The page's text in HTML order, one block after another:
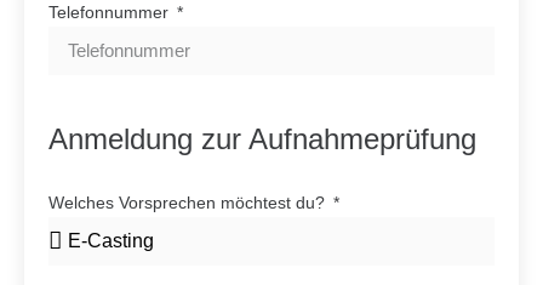
Telefonnummer
Anmeldung zur Aufnahmeprüfung
Welches Vorsprechen möchtest du?